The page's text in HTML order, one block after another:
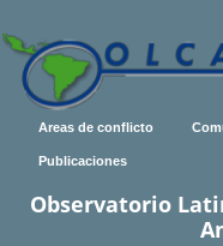
Areas de conflicto
Publicaciones
Observatorio